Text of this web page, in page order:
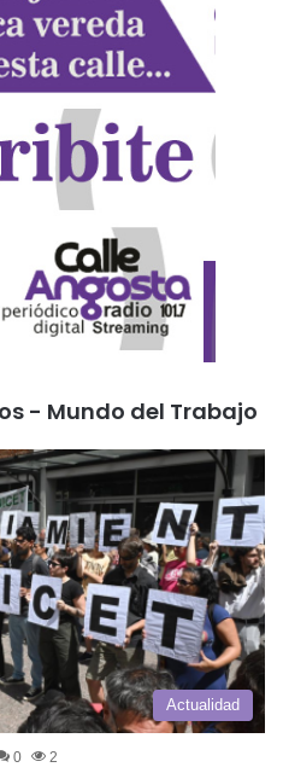
- Mundo del Trabajo
Actualidad
0 2